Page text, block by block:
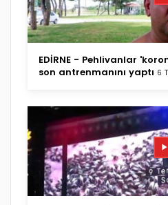
EDİRNE - Pehlivanlar
son antrenmanını yaptı 6